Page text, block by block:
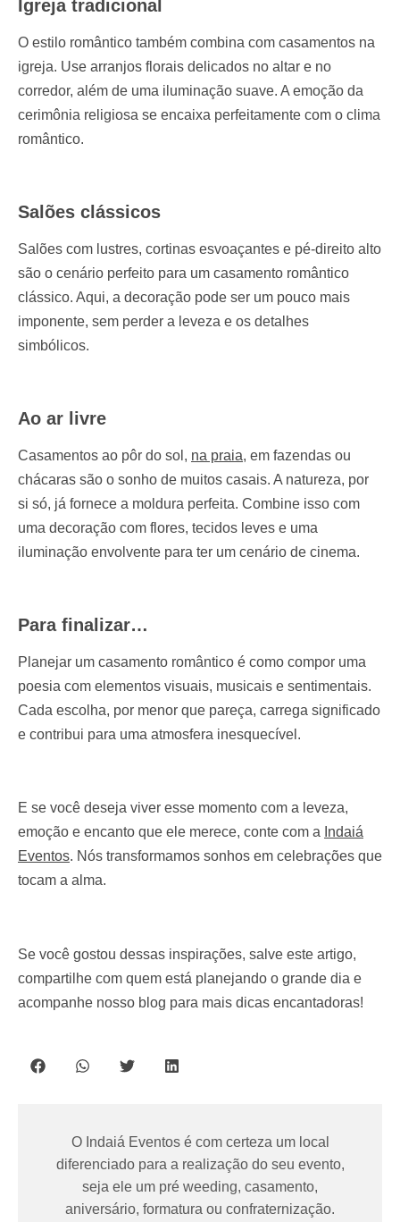
Igreja tradicional
O estilo romântico também combina com casamentos na
igreja. Use arranjos florais delicados no altar e no
corredor, além de uma iluminação suave. A emoção da
cerimônia religiosa se encaixa perfeitamente com o clima
romântico.
Salões clássicos
Salões com lustres, cortinas esvoaçantes e pé-direito alto
são o cenário perfeito para um casamento romântico
clássico. Aqui, a decoração pode ser um pouco mais
imponente, sem perder a leveza e os detalhes
simbólicos.
Ao ar livre
Casamentos ao pôr do sol, na praia, em fazendas ou
chácaras são o sonho de muitos casais. A natureza, por
si só, já fornece a moldura perfeita. Combine isso com
uma decoração com flores, tecidos leves e uma
iluminação envolvente para ter um cenário de cinema.
Para finalizar…
Planejar um casamento romântico é como compor uma
poesia com elementos visuais, musicais e sentimentais.
Cada escolha, por menor que pareça, carrega significado
e contribui para uma atmosfera inesquecível.
E se você deseja viver esse momento com a leveza,
emoção e encanto que ele merece, conte com a Indaiá
Eventos. Nós transformamos sonhos em celebrações que
tocam a alma.
Se você gostou dessas inspirações, salve este artigo,
compartilhe com quem está planejando o grande dia e
acompanhe nosso blog para mais dicas encantadoras!
O Indaiá Eventos é com certeza um local
diferenciado para a realização do seu evento,
seja ele um pré weeding, casamento,
aniversário, formatura ou confraternização.